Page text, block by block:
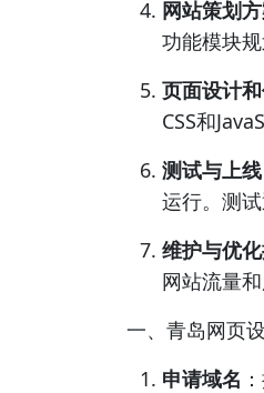
网站策划
功能模块规
页面设计
CSS和
测试与上线
运行。测
维护与优
网站流量
一、青岛网页
申请域名